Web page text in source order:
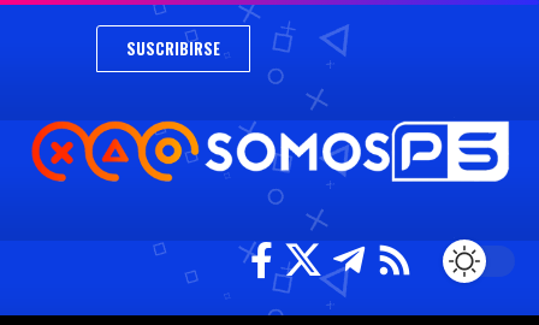
SUSCRIBIRSE